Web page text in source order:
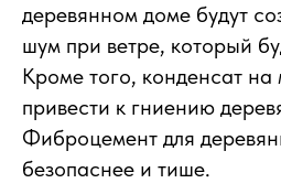
деревянном доме будут
шум при ветре, который
Кроме того, конденсат на
привести к гниению
Фиброцемент для
безопаснее и тише.